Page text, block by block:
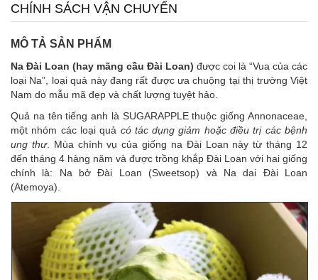
CHÍNH SÁCH VẬN CHUYỂN
MÔ TẢ SẢN PHẨM
Na Đài Loan (hay mãng cầu Đài Loan) được coi là “Vua của các
loại Na”, loại quả này đang rất được ưa chuộng tại thị trường Việt
Nam do mẫu mã đẹp và chất lượng tuyệt hảo.
Quả na tên tiếng anh là SUGARAPPLE thuộc giống Annonaceae,
một nhóm các loại quả có tác dụng giảm hoặc điều trị các bệnh
ung thư. Mùa chính vụ của giống na Đài Loan này từ tháng 12
đến tháng 4 hàng năm và được trồng khắp Đài Loan với hai giống
chính là: Na bở Đài Loan (Sweetsop) và Na dai Đài Loan
(Atemoya).